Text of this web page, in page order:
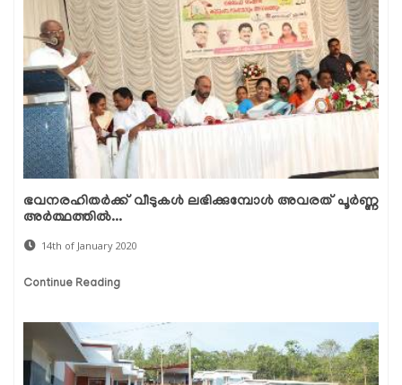
ഭവനരഹിതര്‍ക്ക് വീടുകള്‍ ലഭിക്കുമ്പോള്‍ അവരത് പൂര്‍ണ്ണ
അര്‍ത്ഥത്തില്‍...
14th of January 2020
Continue Reading